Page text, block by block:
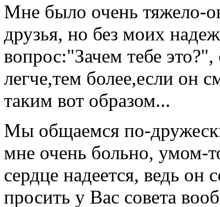
Мне было очень тяжело-
друзья, но без моих
вопрос:"Зачем тебе
легче,тем более,если он
таким вот образом...
Мы общаемся по-
мне очень больно, умом-
сердце надеется, ведь
просить у Вас совета